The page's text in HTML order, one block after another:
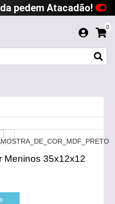
pedem Atacadão!
0
Meninos 35x12x12